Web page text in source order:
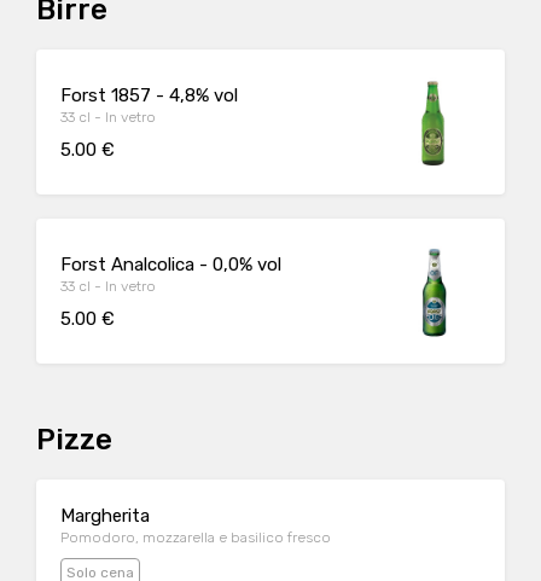
Birre
Forst 1857 - 4,8% vol
33 cl - In vetro
5.00 €
Forst Analcolica - 0,0% vol
33 cl - In vetro
5.00 €
Pizze
Margherita
Pomodoro, mozzarella e basilico fresco
Solo cena